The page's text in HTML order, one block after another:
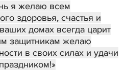
я желаю всем
здоровья, счастья и
домах всегда царит
защитникам желаю
в своих силах и удачи